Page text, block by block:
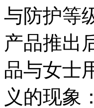
与防护等
产品推出
品与女士
义的现象